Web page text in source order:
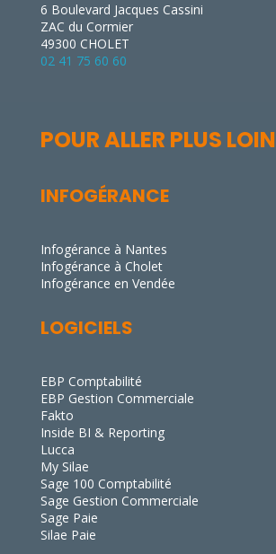
6 Boulevard Jacques Cassini
ZAC du Cormier
49300 CHOLET
02 41 75 60 60
POUR ALLER PLUS LOIN
INFOGÉRANCE
Infogérance à Nantes
Infogérance à Cholet
Infogérance en Vendée
LOGICIELS
EBP Comptabilité
EBP Gestion Commerciale
Fakto
Inside BI & Reporting
Lucca
My Silae
Sage 100 Comptabilité
Sage Gestion Commerciale
Sage Paie
Silae Paie